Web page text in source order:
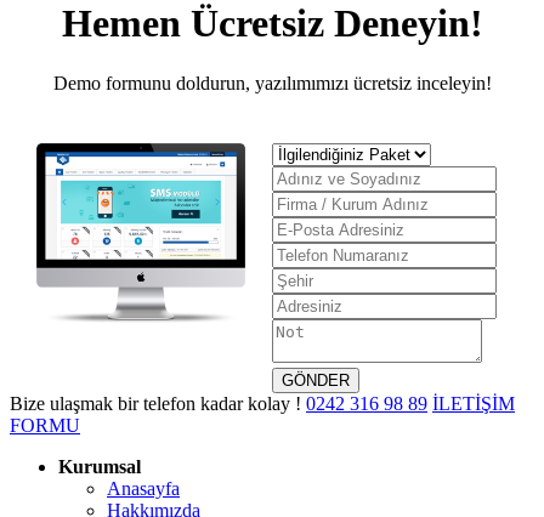
Hemen Ücretsiz Deneyin!
Demo formunu doldurun, yazılımımızı ücretsiz inceleyin!
GÖNDER
Bize ulaşmak bir telefon kadar kolay ! 0242 316 98 89 İLETİŞİM
FORMU
Kurumsal
Anasayfa
Hakkımızda